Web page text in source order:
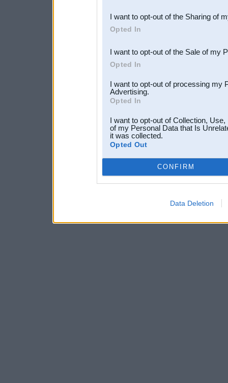
Downstream Participants
third parties.
I want to opt-out of the Sharing of
Opted In
I want to opt-out of the Sale of my
Opted In
I want to opt-out of processing my
Advertising.
Opted In
I want to opt-out of Collection,
of my Personal Data that Is
it was collected.
Opted Out
CONFIRM
Data Deletion